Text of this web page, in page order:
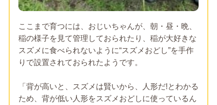
ここまで育つには、おじいちゃんが、朝・昼・晩、
稲の様子を見て管理しておられたり、稲が大好きな
スズメに食べられないように“スズメおどし”を手作
りで設置されておられたようです。
「背が高いと、スズメは賢いから、人形だ!とわかる
ため、背が低い人形をスズメおどしに使っているん